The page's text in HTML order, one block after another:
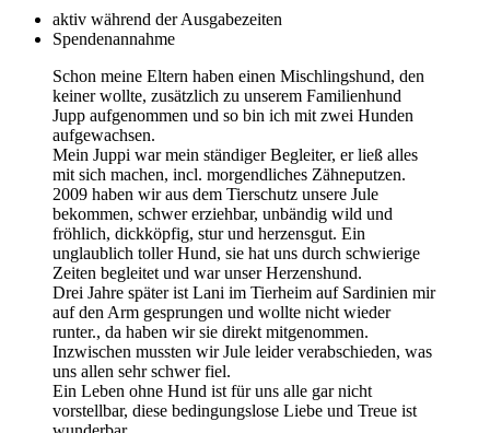
aktiv während der Ausgabezeiten
Spendenannahme
Schon meine Eltern haben einen Mischlingshund, den
keiner wollte, zusätzlich zu unserem Familienhund
Jupp aufgenommen und so bin ich mit zwei Hunden
aufgewachsen.
Mein Juppi war mein ständiger Begleiter, er ließ alles
mit sich machen, incl. morgendliches Zähneputzen.
2009 haben wir aus dem Tierschutz unsere Jule
bekommen, schwer erziehbar, unbändig wild und
fröhlich, dickköpfig, stur und herzensgut. Ein
unglaublich toller Hund, sie hat uns durch schwierige
Zeiten begleitet und war unser Herzenshund.
Drei Jahre später ist Lani im Tierheim auf Sardinien mir
auf den Arm gesprungen und wollte nicht wieder
runter., da haben wir sie direkt mitgenommen.
Inzwischen mussten wir Jule leider verabschieden, was
uns allen sehr schwer fiel.
Ein Leben ohne Hund ist für uns alle gar nicht
vorstellbar, diese bedingungslose Liebe und Treue ist